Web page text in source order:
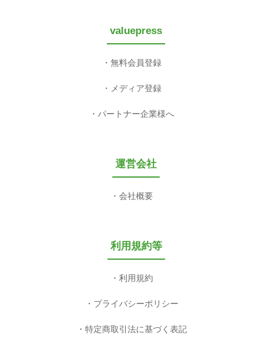
valuepress
無料会員登録
メディア登録
パートナー企業様へ
運営会社
会社概要
利用規約等
利用規約
プライバシーポリシー
特定商取引法に基づく表記